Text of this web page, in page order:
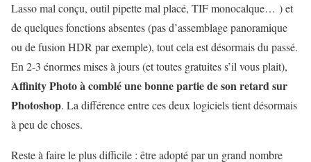
Lasso mal conçu, outil pipette mal placé, TIF monocalque… ) et
de quelques fonctions absentes (pas d’assemblage panoramique
ou de fusion HDR par exemple), tout cela est désormais du passé.
En 2-3 énormes mises à jours (et toutes gratuites s’il vous plait),
Affinity Photo à comblé une bonne partie de son retard sur
Photoshop. La différence entre ces deux logiciels tient désormais
à peu de choses.
Reste à faire le plus difficile : être adopté par un grand nombre